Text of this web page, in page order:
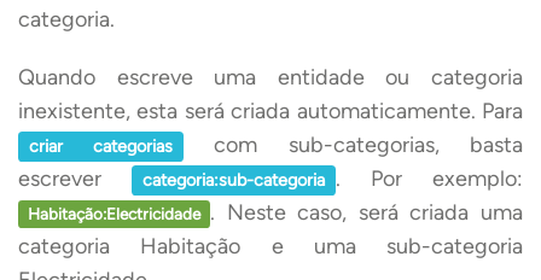
categoria.
Quando escreve uma entidade ou categoria
inexistente, esta será criada automaticamente. Para
criar categorias
com sub-categorias, basta
escrever
categoria:sub-categoria . Por exemplo:
Habitação:Electricidade . Neste caso, será criada uma
categoria Habitação e uma sub-categoria